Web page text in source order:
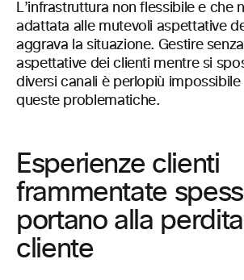
L’infrastruttura non flessibile e che
adattata alle mutevoli aspettative
aggrava la situazione. Gestire
aspettative dei clienti mentre si
diversi canali è perlopiù impossibile
queste problematiche.
Esperienze clienti
frammentate
portano alla
cliente